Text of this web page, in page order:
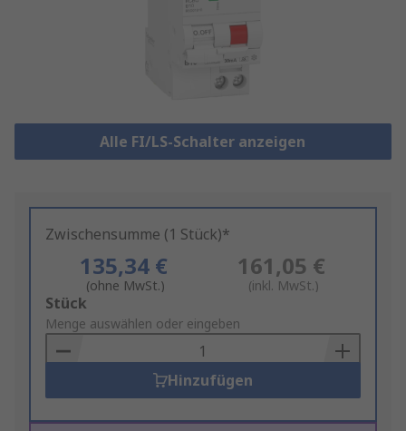
Alle FI/LS-Schalter anzeigen
Zwischensumme (1 Stück)*
135,34 €
(ohne MwSt.)
161,05 €
(inkl. MwSt.)
Add
to
Basket
Stück
Menge auswählen oder eingeben
Hinzufügen